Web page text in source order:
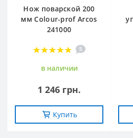
Нож поварской 200
мм Сolour-prof Arcos
241000
5
в наличии
1 246 грн.
Купить